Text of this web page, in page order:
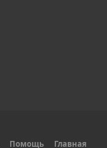
Помощь Главная